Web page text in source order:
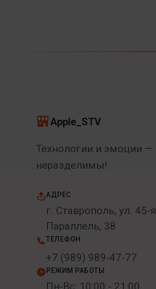
Apple_STV
Технологии и эмоции —
неразделимы!
АДРЕС
г. Ставрополь, ул. 45-я
Параллель, 38
ТЕЛЕФОН
+7 (989) 989-47-77
РЕЖИМ РАБОТЫ
Пн-Вс: 10:00 - 21:00